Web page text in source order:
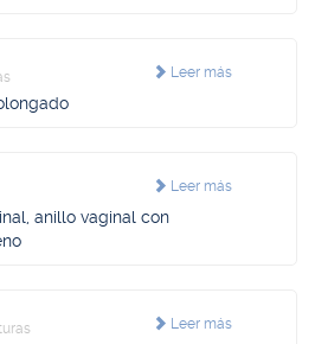
Leer más
Leer más
anillo vaginal con
Leer más